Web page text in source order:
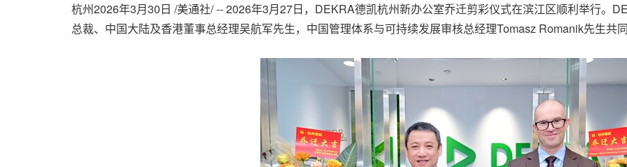
杭州2026年3月30日 /美通社/ -- 2026年3月27日，DEKRA德凯杭州新办公室乔迁剪彩仪式在滨江区顺利举行。
总裁、中国大陆及香港董事总经理吴航军先生，中国管理体系与可持续发展审核总经理Tomasz Romanik先生共